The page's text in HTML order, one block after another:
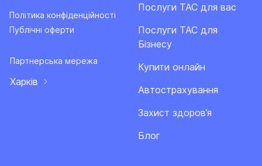
Політика конфіденційності
Публічні оферти
Партнерська мережа
Харків
Послуги ТАС для вас
Послуги ТАС для
Бізнесу
Купити онлайн
Автострахування
Захист здоров’я
Блог